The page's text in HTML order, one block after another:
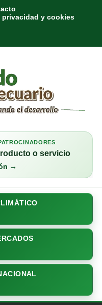
privacidad y cookies
o servicio
→